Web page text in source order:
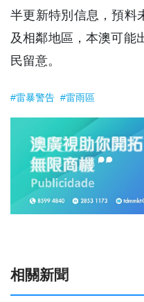
半更新特別信息，預料
及相鄰地區，本澳可能
民留意。
#雷暴警告 #雷雨區
相關新聞